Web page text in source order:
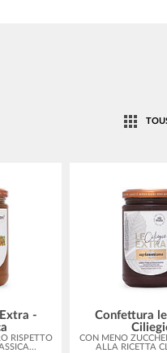
-
RISPETTO
Confettura
CON MENO
ALLA RICETTA